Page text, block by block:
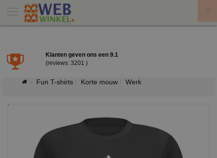
Klanten geven ons een 9.1
(reviews: 3201 )
Fun T-shirts Korte mouw Werk